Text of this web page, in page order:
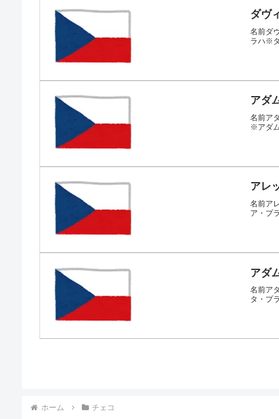
ダヴ
名前ダ
ラハ※
アダ
名前ア
※アダ
アレ
名前ア
ア・プ
アダ
名前ア
タ・プ
ホーム チェコ